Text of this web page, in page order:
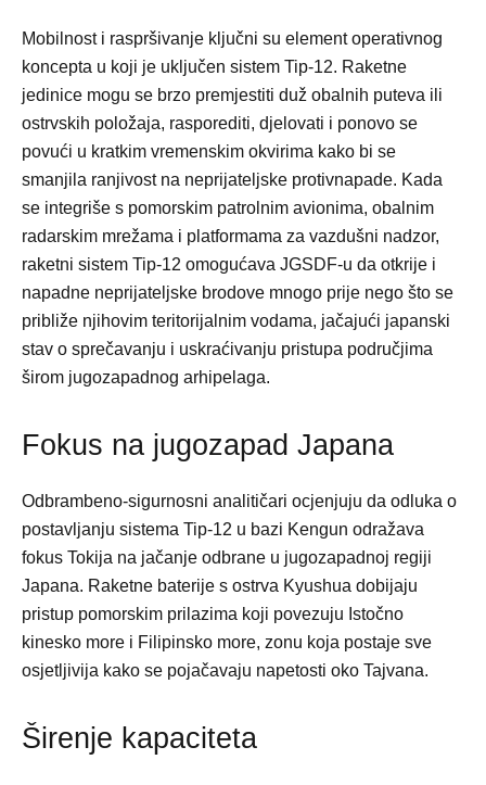
Mobilnost i raspršivanje ključni su element operativnog
koncepta u koji je uključen sistem Tip-12. Raketne
jedinice mogu se brzo premjestiti duž obalnih puteva ili
ostrvskih položaja, rasporediti, djelovati i ponovo se
povući u kratkim vremenskim okvirima kako bi se
smanjila ranjivost na neprijateljske protivnapade. Kada
se integriše s pomorskim patrolnim avionima, obalnim
radarskim mrežama i platformama za vazdušni nadzor,
raketni sistem Tip-12 omogućava JGSDF-u da otkrije i
napadne neprijateljske brodove mnogo prije nego što se
približe njihovim teritorijalnim vodama, jačajući japanski
stav o sprečavanju i uskraćivanju pristupa područjima
širom jugozapadnog arhipelaga.
Fokus na jugozapad Japana
Odbrambeno-sigurnosni analitičari ocjenjuju da odluka o
postavljanju sistema Tip-12 u bazi Kengun odražava
fokus Tokija na jačanje odbrane u jugozapadnoj regiji
Japana. Raketne baterije s ostrva Kyushua dobijaju
pristup pomorskim prilazima koji povezuju Istočno
kinesko more i Filipinsko more, zonu koja postaje sve
osjetljivija kako se pojačavaju napetosti oko Tajvana.
Širenje kapaciteta